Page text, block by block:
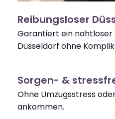
Reibungsloser
Garantiert ein nahtloser
Düsseldorf ohne
Sorgen- &
Ohne Umzugsstress
ankommen.